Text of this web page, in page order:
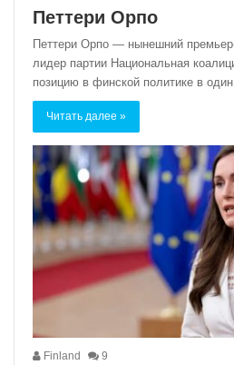
Петтери Орпо
Петтери Орпо — нынешний
лидер партии Национальная
позицию в финской политике в
Читать далее »
Finland 9